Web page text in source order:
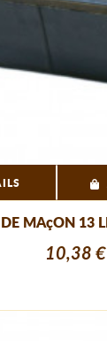
MAçON 13
10,38 €